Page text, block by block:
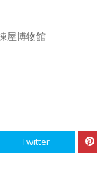
屋博物館
Twitter